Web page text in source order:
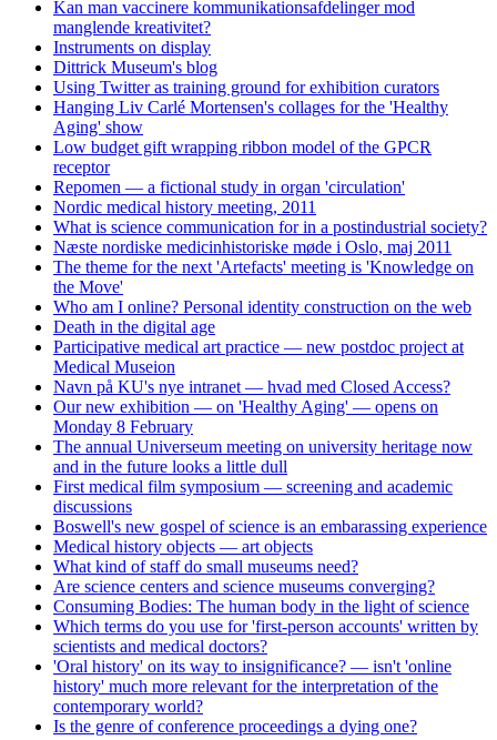
Kan man vaccinere kommunikationsafdelinger mod
manglende kreativitet?
Instruments on display
Dittrick Museum's blog
Using Twitter as training ground for exhibition curators
Hanging Liv Carlé Mortensen's collages for the 'Healthy
Aging' show
Low budget gift wrapping ribbon model of the GPCR
receptor
Repomen — a fictional study in organ 'circulation'
Nordic medical history meeting, 2011
What is science communication for in a postindustrial society?
Næste nordiske medicinhistoriske møde i Oslo, maj 2011
The theme for the next 'Artefacts' meeting is 'Knowledge on
the Move'
Who am I online? Personal identity construction on the web
Death in the digital age
Participative medical art practice — new postdoc project at
Medical Museion
Navn på KU's nye intranet — hvad med Closed Access?
Our new exhibition — on 'Healthy Aging' — opens on
Monday 8 February
The annual Universeum meeting on university heritage now
and in the future looks a little dull
First medical film symposium — screening and academic
discussions
Boswell's new gospel of science is an embarassing experience
Medical history objects — art objects
What kind of staff do small museums need?
Are science centers and science museums converging?
Consuming Bodies: The human body in the light of science
Which terms do you use for 'first-person accounts' written by
scientists and medical doctors?
'Oral history' on its way to insignificance? — isn't 'online
history' much more relevant for the interpretation of the
contemporary world?
Is the genre of conference proceedings a dying one?